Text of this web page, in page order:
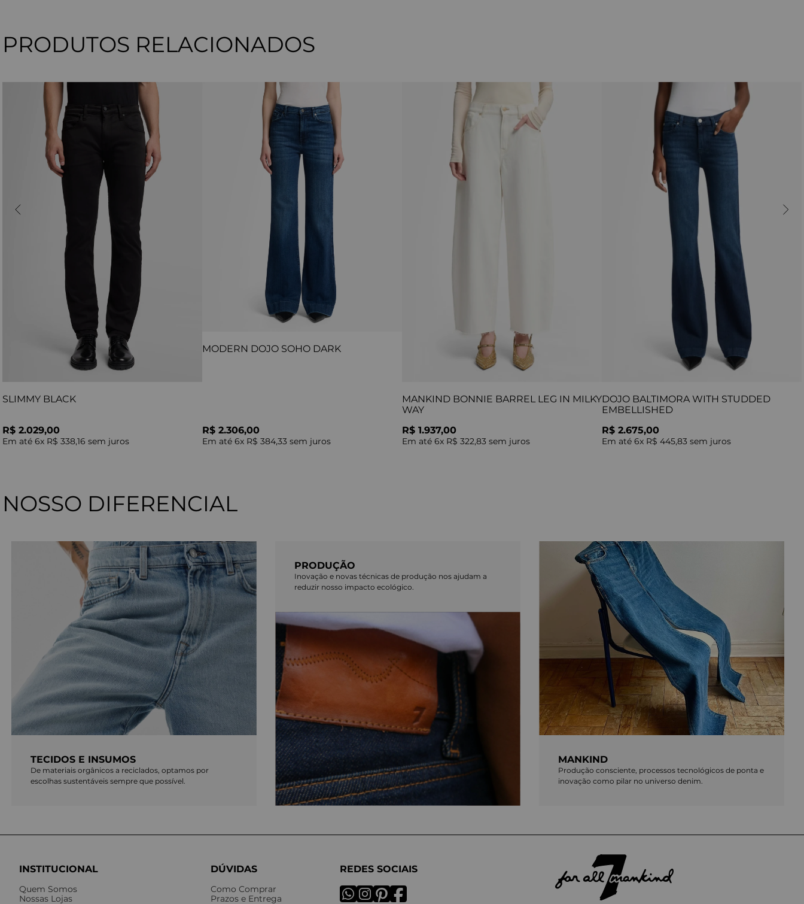
PRODUTOS RELACIONADOS
SLIMMY BLACK
R$ 2.029,00
Em até 6x R$ 338,16 sem juros
MODERN DOJO SOHO DARK
R$ 2.306,00
Em até 6x R$ 384,33 sem juros
MANKIND BONNIE BARREL LEG IN MILKY
WAY
R$ 1.937,00
Em até 6x R$ 322,83 sem juros
DOJO BALTIMORA WITH STUDDED
EMBELLISHED
R$ 2.675,00
Em até 6x R$ 445,83 sem juros
NOSSO DIFERENCIAL
TECIDOS E INSUMOS
De materiais orgânicos a reciclados, optamos por
escolhas sustentáveis sempre que possível.
PRODUÇÃO
Inovação e novas técnicas de produção nos ajudam a
reduzir nosso impacto ecológico.
MANKIND
Produção consciente, processos tecnológicos de ponta e
inovação como pilar no universo denim.
INSTITUCIONAL
Quem Somos
Nossas Lojas
DÚVIDAS
Como Comprar
Prazos e Entrega
REDES SOCIAIS